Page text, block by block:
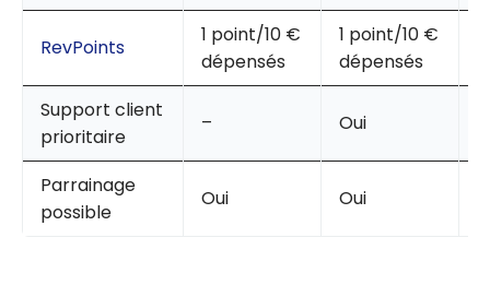
RevPoints
1 point/10 €
dépensés
1 point/10 €
dépensés
Support client
prioritaire
– Oui
Parrainage
possible
Oui Oui